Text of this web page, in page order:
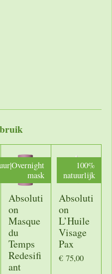
mask
Absoluti
on
Masque
du
Temps
Redesifi
ant
100%
natuurlijk
Absoluti
on
L’Huile
Visage
Pax
€ 75,00